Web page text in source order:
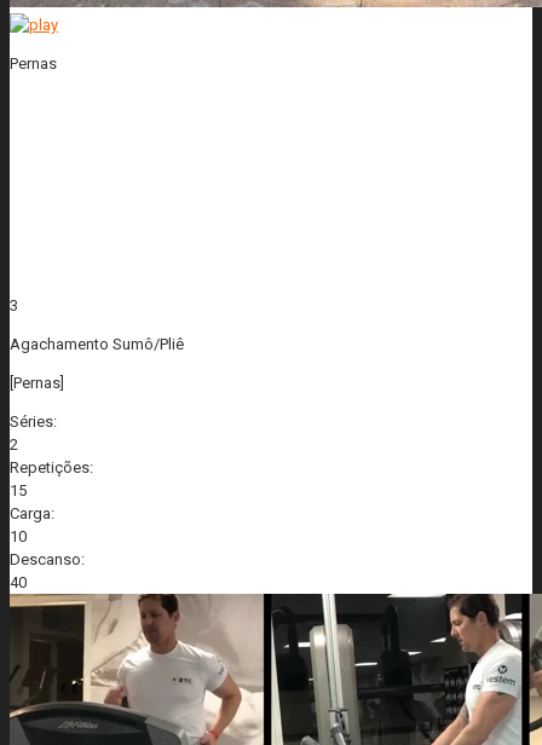
Pernas
3
Agachamento Sumô/Pliê
[Pernas]
Séries:
2
Repetições:
15
Carga:
10
Descanso:
40